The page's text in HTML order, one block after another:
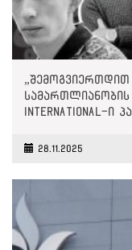
სამართლიანობის
International-ი
28.11.2025